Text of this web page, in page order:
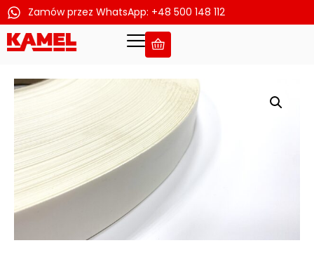
Przejdź
treści
Zamów przez WhatsApp: +48 500 148 112